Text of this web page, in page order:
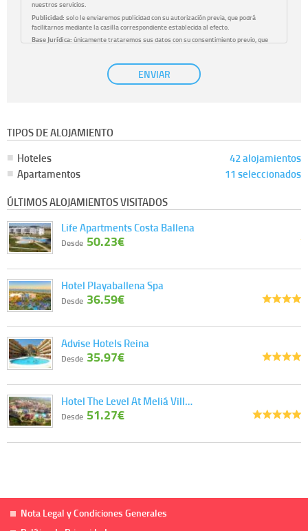
nuestros servicios.
Publicidad: solo le enviaremos publicidad con su autorización previa, que podrá
facilitarnos mediante la casilla correspondiente establecida al efecto.
Base Jurídica: únicamente trataremos sus datos con su consentimiento previo, que
con carácter general, sólo el personal de nuestra entidad que esté
debidamente autorizado podrá tener conocimiento de la información que le pedimos.
No se comunicarán datos a terceros.
Información complementaria:
sobre cómo tratamos sus datos en la
ENVIAR
TIPOS DE ALOJAMIENTO
Hoteles
42 alojamientos
Apartamentos
11 seleccionados
ÚLTIMOS ALOJAMIENTOS VISITADOS
Life Apartments Costa Ballena
Desde 50.23€
Hotel Playaballena Spa
Desde 36.59€
Advise Hotels Reina
Desde 35.97€
Hotel The Level At Meliá Vill…
Desde 51.27€
Nota Legal y Condiciones Generales